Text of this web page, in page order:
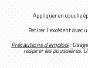
Appliquer en couche
Retirer l'excédent avec
Précautions d'emplois:
respirer les poussières.